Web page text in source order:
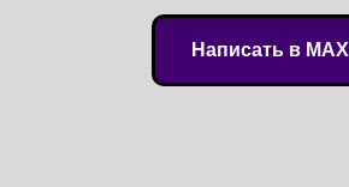
Написать в MAX